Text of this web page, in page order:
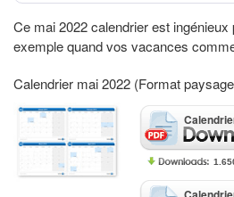
Ce mai 2022 calendrier est
exemple quand vos vacances
Calendrier mai 2022 (Format